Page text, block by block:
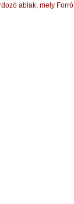
ablak, mely Forró